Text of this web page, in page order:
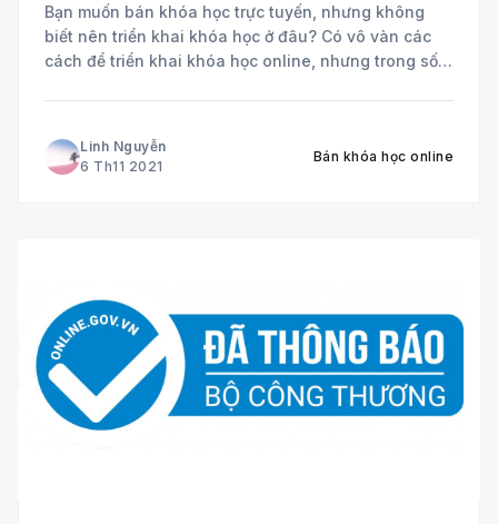
Bạn muốn bán khóa học trực tuyến, nhưng không
biết nên triển khai khóa học ở đâu? Có vô vàn các
cách để triển khai khóa học online, nhưng trong số
Linh Nguyễn
6 Th11 2021
Bán khóa học online